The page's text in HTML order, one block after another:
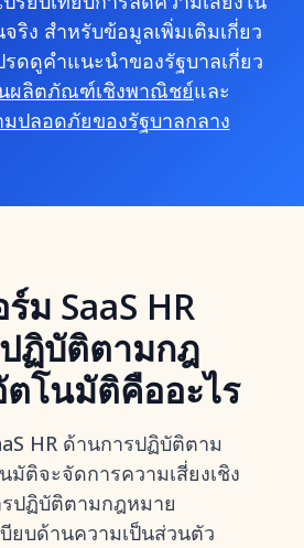
ริง สำหรับข้อมูลเพิ่มเติมเกี่ยว
รดดูคำแนะนำของรัฐบาลเกี่ยว
นผลิตภัณฑ์เชิงพาณิชย์และ
ปลอดภัยของรัฐบาลกลาง
ม SaaS HR
ฏิบัติตามกฎ
ตโนมัติคืออะไร
HR ด้านการปฏิบัติตาม
มัติจะจัดการความเสี่ยงเชิง
ปฏิบัติตามกฎหมาย
ยบด้านความเป็นส่วนตัว